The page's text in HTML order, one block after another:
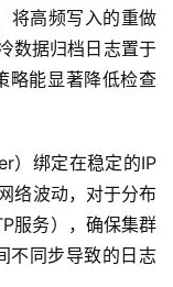
将高频写入的重做
数据归档日志置于
略能显著降低检查
）绑定在稳定的IP
络波动，对于分布
服务），确保集群
不同步导致的日志